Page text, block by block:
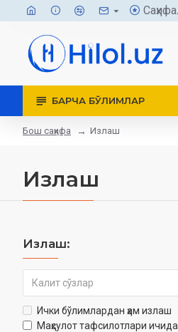
БАРЧА БЎЛИМЛАР
Бош саҳифа Излаш
Излаш
Излаш:
Ички бўлимлардан ҳам излаш
Маҳсулот тафсилотлари